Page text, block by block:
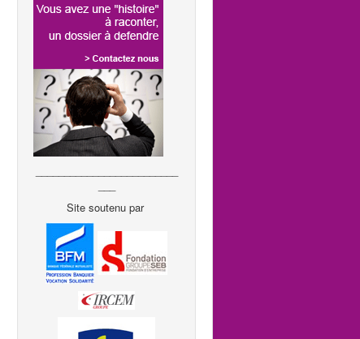
Site soutenu par